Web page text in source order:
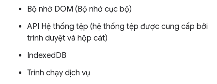
Bộ nhớ DOM (Bộ nhớ cục bộ)
API Hệ thống tệp (hệ thống tệp được cung cấp bởi
trình duyệt và hộp cát)
IndexedDB
Trình chạy dịch vụ